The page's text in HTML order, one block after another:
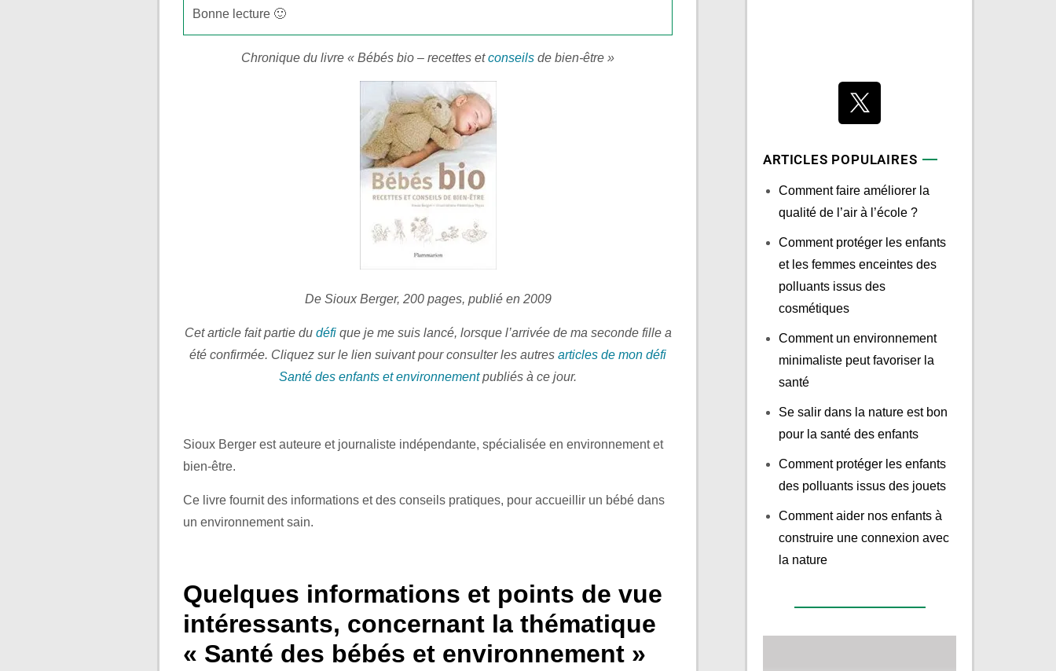
Bonne lecture 🙂
Chronique du livre « Bébés bio – recettes etconseils de bien-être »
De Sioux Berger, 200 pages, publié en 2009
Cet article fait partie du défique je me suis lancé, lorsque l’arrivée de ma seconde fille a
été confirmée. Cliquez sur le lien suivant pour consulter les autresarticles de mon défi
Santé des enfants et environnementpubliés à ce jour.
Sioux Berger est auteure et journaliste indépendante, spécialisée en environnement et
bien-être.
Ce livre fournit des informations et des conseils pratiques, pour accueillir un bébé dans
un environnement sain.
Quelques informations et points de vue
intéressants, concernant la thématique
« Santé des bébés et environnement »
ARTICLES POPULAIRES
Comment faire améliorer la
qualité de l’air à l’école ?
Comment protéger les enfants
et les femmes enceintes des
polluants issus des
cosmétiques
Comment un environnement
minimaliste peut favoriser la
santé
Se salir dans la nature est bon
pour la santé des enfants
Comment protéger les enfants
des polluants issus des jouets
Comment aider nos enfants à
construire une connexion avec
la nature